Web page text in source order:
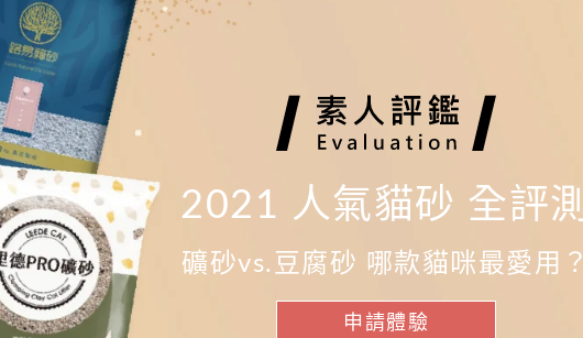
2021 人氣貓砂 全評測
礦砂vs.豆腐砂 哪款貓咪最愛用？
申請體驗